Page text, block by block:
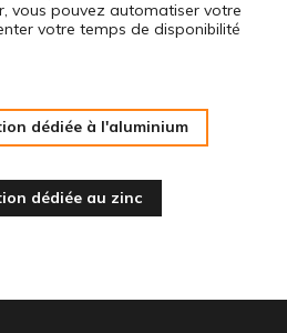
vous pouvez automatiser votre
votre temps de disponibilité
dédiée à l'aluminium
dédiée au zinc